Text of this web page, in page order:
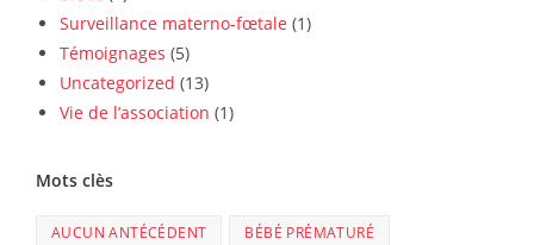
Surveillance materno-fœtale (1)
Témoignages (5)
Uncategorized (13)
Vie de l’association (1)
Mots clès
AUCUN ANTÉCÉDENT BÉBÉ PRÉMATURÉ